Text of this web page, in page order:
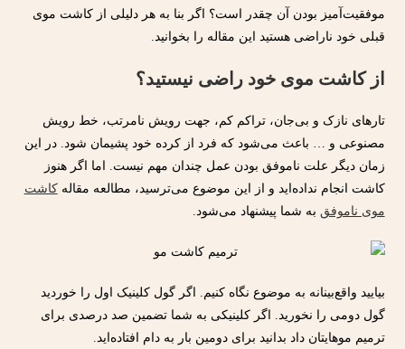
موفقیت‌آمیز بودن آن چقدر است؟ اگر بنا به هر دلیلی از کاشت موی
قبلی خود ناراضی هستید این مقاله را بخوانید.
از کاشت موی خود راضی نیستید؟
تارهای نازک و بی‌جان، تراکم کم، جهت رویش نامرتب، خط رویش
مصنوعی و … باعث می‌شود که فرد از کرده خود پشیمان شود. در این
زمان دیگر علت ناموفق بودن عمل چندان مهم نیست. اما اگر هنوز
کاشت انجام نداده‌اید و از این موضوع می‌ترسید، مطالعه مقالهکاشت
موی ناموفق به شما پیشنهاد می‌شود.
بیایید واقع‌بینانه به موضوع نگاه کنیم. اگر گول کلینیک اول را خوردید
گول دومی را نخورید. اگر کلینیکی به شما تضمین صد درصدی برای
ترمیم موهایتان داد بدانید برای دومین بار به دام افتاده‌اید.